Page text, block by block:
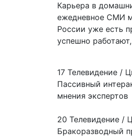
Карьера в
ежедневное СМИ
России уже есть
успешно
17 Телевидение /
Пассивный
мнения экспертов
20 Телевидение /
Бракоразводный